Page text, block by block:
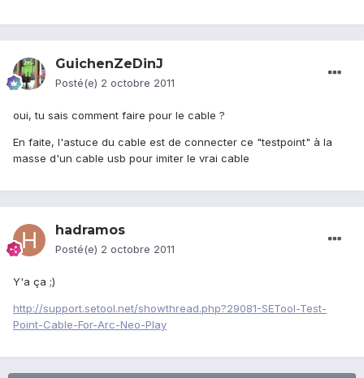
GuichenZeDinJ
Posté(e) 2 octobre 2011
oui, tu sais comment faire pour le cable ?
En faite, l'astuce du cable est de connecter ce "testpoint" à la
masse d'un cable usb pour imiter le vrai cable
hadramos
Posté(e) 2 octobre 2011
Y'a ça ;)
http://support.setool.net/showthread.php?29081-SETool-Test-
Point-Cable-For-Arc-Neo-Play